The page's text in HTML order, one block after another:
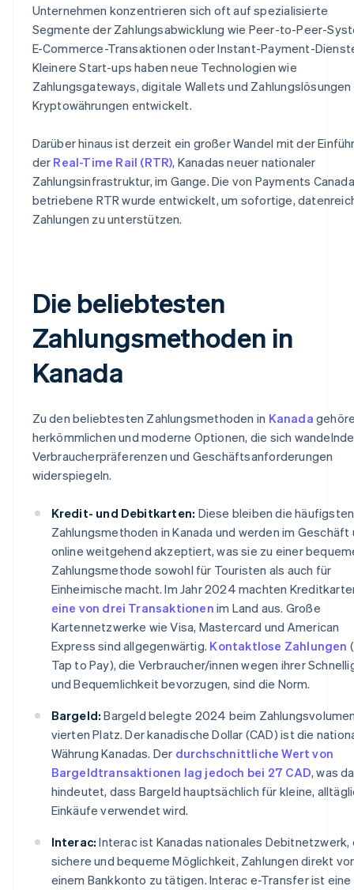
Unternehmen konzentrieren sich oft auf spezialisierte
Segmente der Zahlungsabwicklung wie Peer-to-Peer-
E-Commerce-Transaktionen oder Instant-Payment-
Kleinere Start-ups haben neue Technologien wie
Zahlungsgateways, digitale Wallets und
Kryptowährungen entwickelt.
Darüber hinaus ist derzeit ein großer Wandel mit der
der Real-Time Rail (RTR), Kanadas neuer nationaler
Zahlungsinfrastruktur, im Gange. Die von Payments Canada
betriebene RTR wurde entwickelt, um sofortige,
Zahlungen zu unterstützen.
Die beliebtesten
Zahlungsmethoden in
Kanada
Zu den beliebtesten Zahlungsmethoden in Kanada
herkömmlichen und moderne Optionen, die sich wandelnde
Verbraucherpräferenzen und Geschäftsanforderungen
widerspiegeln.
Kredit- und Debitkarten: Diese bleiben die häufigsten
Zahlungsmethoden in Kanada und werden im Geschäft
online weitgehend akzeptiert, was sie zu einer
Zahlungsmethode sowohl für Touristen als auch für
Einheimische macht. Im Jahr 2024 machten
eine von drei Transaktionen im Land aus. Große
Kartennetzwerke wie Visa, Mastercard und American
Express sind allgegenwärtig. Kontaktlose Zahlungen
Tap to Pay), die Verbraucher/innen wegen ihrer
und Bequemlichkeit bevorzugen, sind die Norm.
Bargeld: Bargeld belegte 2024 beim
vierten Platz. Der kanadische Dollar (CAD) ist die
Währung Kanadas. Der durchschnittliche Wert von
Bargeldtransaktionen lag jedoch bei 27 CAD, was
hindeutet, dass Bargeld hauptsächlich für kleine,
Einkäufe verwendet wird.
Interac: Interac ist Kanadas nationales Debitnetzwerk,
sichere und bequeme Möglichkeit, Zahlungen direkt
einem Bankkonto zu tätigen. Interac e-Transfer ist eine